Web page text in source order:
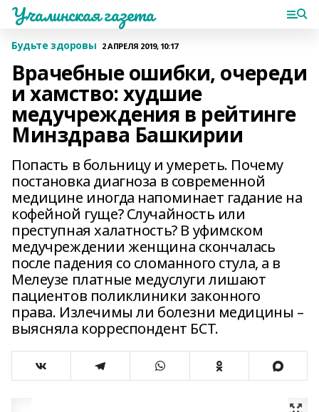
Учалинская газета
Будьте здоровы 2 АПРЕЛЯ 2019, 10:17
Врачебные ошибки, очереди
и хамство: худшие
медучреждения в рейтинге
Минздрава Башкирии
Попасть в больницу и умереть. Почему
постановка диагноза в современной
медицине иногда напоминает гадание на
кофейной гуще? Случайность или
преступная халатность? В уфимском
медучреждении женщина скончалась
после падения со сломанного стула, а в
Мелеузе платные медуслуги лишают
пациентов поликлиники законного
права. Излечимы ли болезни медицины –
выясняла корреспондент БСТ.